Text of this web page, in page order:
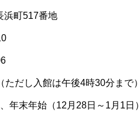
浜町517番地
だし入館は午後4時30分まで）
年末年始（12月28日～1月1日）